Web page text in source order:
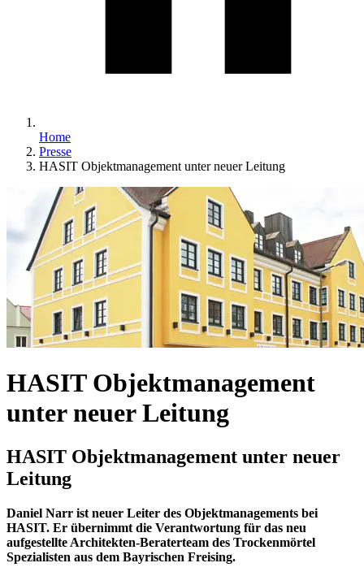
Home
Presse
HASIT Objektmanagement unter neuer Leitung
HASIT Objektmanagement
unter neuer Leitung
HASIT Objektmanagement unter neuer
Leitung
Daniel Narr ist neuer Leiter des Objektmanagements bei
HASIT. Er übernimmt die Verantwortung für das neu
aufgestellte Architekten-Beraterteam des Trockenmörtel
Spezialisten aus dem Bayrischen Freising.